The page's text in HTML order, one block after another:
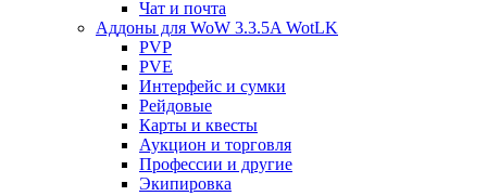
Чат и почта
Аддоны для WoW 3.3.5A WotLK
PVP
PVE
Интерфейс и сумки
Рейдовые
Карты и квесты
Аукцион и торговля
Профессии и другие
Экипировка